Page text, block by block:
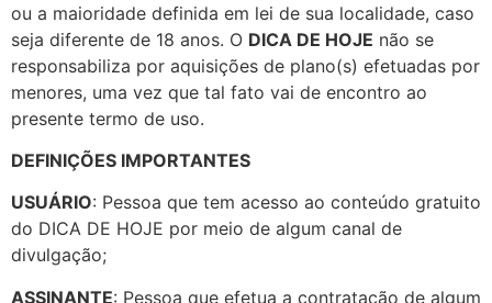
ou a maioridade definida em lei de sua localidade, caso
seja diferente de 18 anos. O DICA DE HOJE não se
responsabiliza por aquisições de plano(s) efetuadas por
menores, uma vez que tal fato vai de encontro ao
presente termo de uso.
DEFINIÇÕES IMPORTANTES
USUÁRIO: Pessoa que tem acesso ao conteúdo gratuito
do DICA DE HOJE por meio de algum canal de
divulgação;
ASSINANTE: Pessoa que efetua a contratação de algum